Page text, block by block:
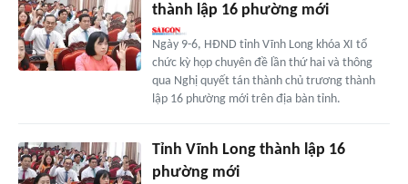
thành lập 16 phường mới
Ngày 9-6, HĐND tỉnh Vĩnh Long khóa XI tổ
chức kỳ họp chuyên đề lần thứ hai và thông
qua Nghị quyết tán thành chủ trương thành
lập 16 phường mới trên địa bàn tỉnh.
Tỉnh Vĩnh Long thành lập 16
phường mới